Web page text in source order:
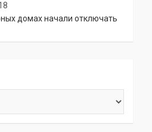
домах начали отключать